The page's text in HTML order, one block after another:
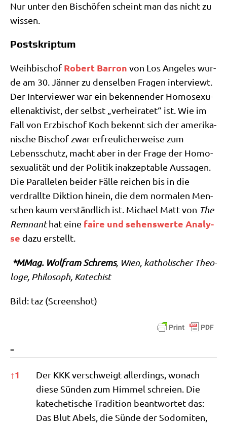
Nur unter den Bischö­fen scheint man das nicht zu
wissen.
Postskriptum
Weih­bi­schof Robert Bar­ron von Los Ange­les wur­
de am 30. Jän­ner zu den­sel­ben Fra­gen inter­viewt.
Der Inter­view­er war ein beken­nen­der Homo­se­xu­
el­len­ak­ti­vist, der selbst „ver­hei­ra­tet“ ist. Wie im
Fall von Erz­bi­schof Koch bekennt sich der ame­ri­ka­
ni­sche Bischof zwar erfreu­li­cher­wei­se zum
Lebens­schutz, macht aber in der Fra­ge der Homo­
se­xua­li­tät und der Poli­tik inak­zep­ta­ble Aus­sa­gen.
Die Par­al­le­len bei­der Fäl­le rei­chen bis in die
verdrall­te Dik­ti­on hin­ein, die dem nor­ma­len Men­
schen kaum ver­ständ­lich ist. Micha­el Matt von The
Rem­nanthat eine fai­re und sehens­wer­te Ana­ly­
se dazu erstellt.
*MMag. Wolf­ram Schrems, Wien, katho­li­scher Theo­
lo­ge, Phi­lo­soph, Katechist
Bild: taz (Screen­shot)
-
-↑1
Der KKK ver­schweigt aller­dings, wonach
die­se Sün­den zum Him­mel schrei­en. Die
kate­che­ti­sche Tra­di­ti­on beant­wor­tet das:
Das Blut Abels, die Sün­de der Sodo­mi­ten,